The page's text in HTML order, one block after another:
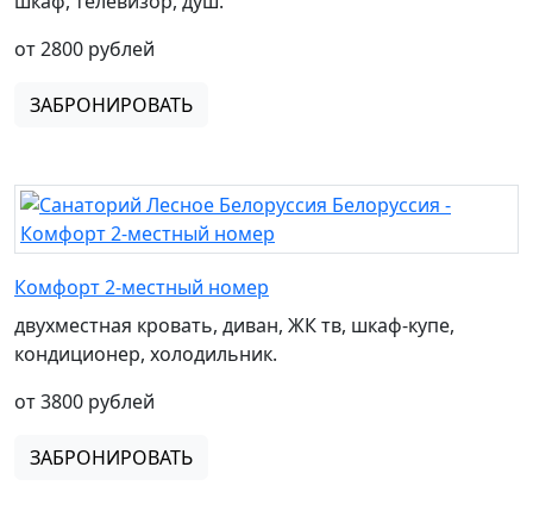
от 2800 рублей
ЗАБРОНИРОВАТЬ
Комфорт 2-местный номер
двухместная кровать, диван, ЖК тв, шкаф-купе,
кондиционер, холодильник.
от 3800 рублей
ЗАБРОНИРОВАТЬ